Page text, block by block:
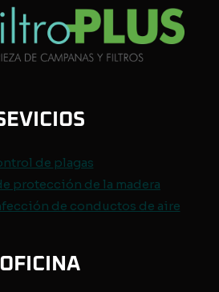
de plagas
protección de la madera
de conductos de aire
OFICINA